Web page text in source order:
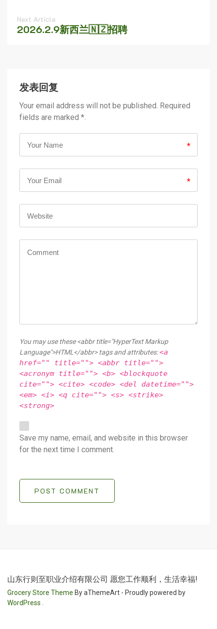
Next Article
2026.2.9新西兰🇳🇿招聘
发表回复
Your email address will not be published. Required
fields are marked *.
*
*
You may use these <abbr title="HyperText Markup
Language">HTML</abbr> tags and attributes:<a
href="" title=""> <abbr title="">
<acronym title=""> <b> <blockquote
cite=""> <cite> <code> <del datetime="">
<em> <i> <q cite=""> <s> <strike>
<strong>
Save my name, email, and website in this browser
for the next time I comment.
POST COMMENT
山东行则至职业介绍有限公司 愿您工作顺利，生活幸福!
Grocery Store Theme By aThemeArt - Proudly powered by
WordPress